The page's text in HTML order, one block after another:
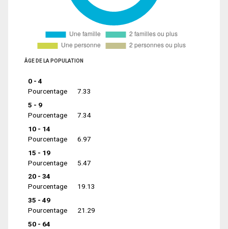
ÂGE DE LA POPULATION
0 - 4
Pourcentage
7.33
5 - 9
Pourcentage
7.34
10 - 14
Pourcentage
6.97
15 - 19
Pourcentage
5.47
20 - 34
Pourcentage
19.13
35 - 49
Pourcentage
21.29
50 - 64